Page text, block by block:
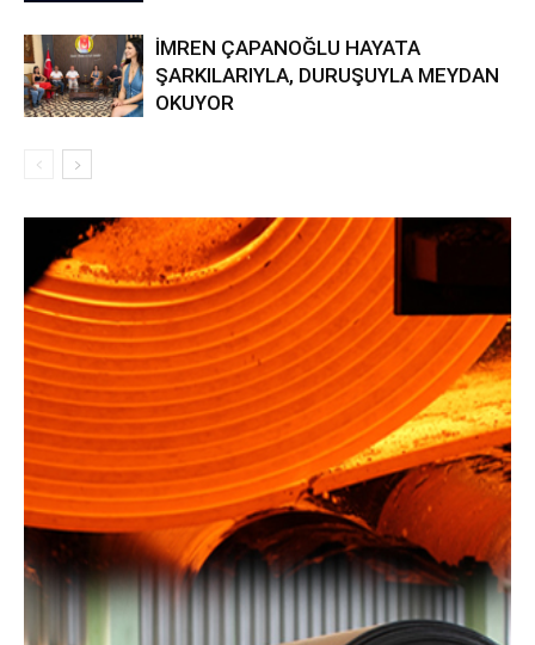
İMREN ÇAPANOĞLU HAYATA
ŞARKILARIYLA, DURUŞUYLA MEYDAN
OKUYOR